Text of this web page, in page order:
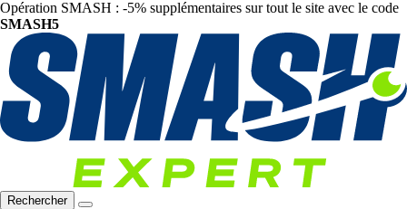
Opération SMASH : -5% supplémentaires sur tout le site avec le code
SMASH5
Rechercher